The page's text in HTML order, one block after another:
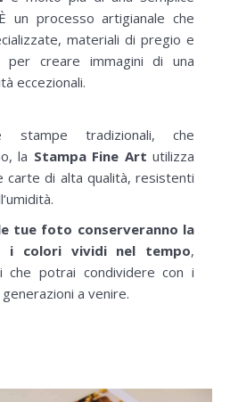
un processo artigianale che
materiali di pregio e
per creare immagini di una
eccezionali.
stampe tradizionali, che
la Stampa Fine Art utilizza
carte di alta qualità, resistenti
tue foto conserveranno la
i colori vividi nel tempo,
che potrai condividere con i
a venire.